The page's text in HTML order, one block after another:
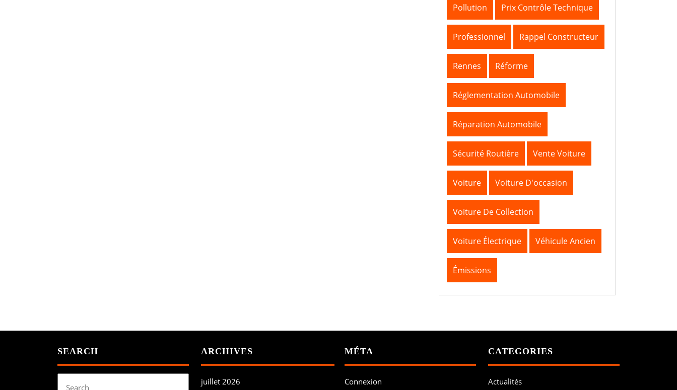
Pollution Prix Contrôle Technique
Professionnel Rappel Constructeur
Rennes Réforme
Réglementation Automobile
Réparation Automobile
Sécurité Routière Vente Voiture
Voiture Voiture D'occasion
Voiture De Collection
Voiture Électrique Véhicule Ancien
Émissions
SEARCH ARCHIVES
juillet 2026
MÉTA
Connexion
CATEGORIES
Actualités